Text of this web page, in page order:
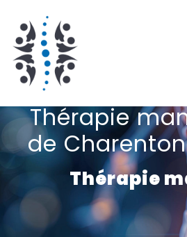
Thérapie
de
Thérapie